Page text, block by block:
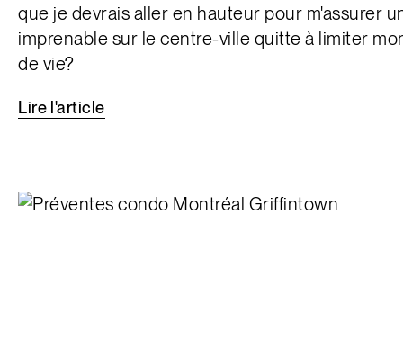
que je devrais aller en hauteur pour m'assurer
imprenable sur le centre-ville quitte à limiter
de vie?
Lire l'article